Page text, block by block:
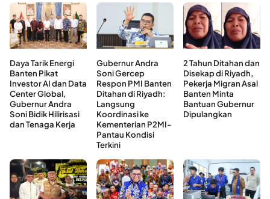
Daya Tarik Energi
Banten Pikat
Investor AI dan Data
Center Global,
Gubernur Andra
Soni Bidik Hilirisasi
dan Tenaga Kerja
Gubernur Andra
Soni Gercep
Respon PMI Banten
Ditahan di Riyadh:
Langsung
Koordinasi ke
Kementerian P2MI-
Pantau Kondisi
Terkini
2 Tahun Ditahan dan
Disekap di Riyadh,
Pekerja Migran Asal
Banten Minta
Bantuan Gubernur
Dipulangkan